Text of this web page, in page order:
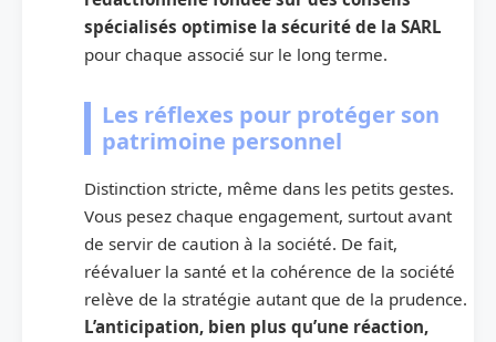
spécialisés optimise la sécurité de la SARL
pour chaque associé sur le long terme.
Les réflexes pour protéger son
patrimoine personnel
Distinction stricte, même dans les petits gestes.
Vous pesez chaque engagement, surtout avant
de servir de caution à la société. De fait,
réévaluer la santé et la cohérence de la société
relève de la stratégie autant que de la prudence.
L’anticipation, bien plus qu’une réaction,